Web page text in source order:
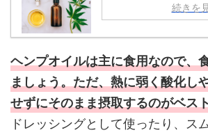
続きを
ヘンプオイルは主に食用なので、
ましょう。ただ、熱に弱く酸化し
せずにそのまま摂取するのがベス
ドレッシングとして使ったり、ス